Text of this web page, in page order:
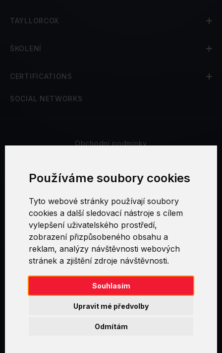
Používáme soubory cookies
Tyto webové stránky používají soubory
cookies a další sledovací nástroje s cílem
vylepšení uživatelského prostředí,
zobrazení přizpůsobeného obsahu a
reklam, analýzy návštěvnosti webových
stránek a zjištění zdroje návštěvnosti.
Souhlasím
Odmítám
Upravit mé předvolby
TAYLLORCOX
ŠKOLENÍ
CERTIFICATIONS
SOCIAL NETWORKS
Obchodní podmínky
Nastavení cookies
Swirl logoTM je ochranná známka společnosti AXELOS Limited. ITIL®
je registrovanou ochrannou známkou AXELOS Limited. PRINCE2® je
registrovanou ochrannou známkou AXELOS Limited. MSP® je
registrovanou ochrannou známkou AXELOS Limited & TAYLLORCOX
trade mark of AXELOS Limited. Copyright© AXELOS Limited 2009.